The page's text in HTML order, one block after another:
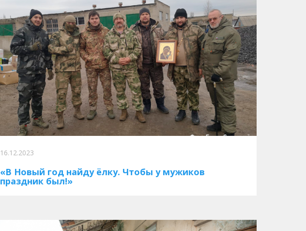
16.12.2023
«В Новый год найду ёлку. Чтобы у мужиков
праздник был!»